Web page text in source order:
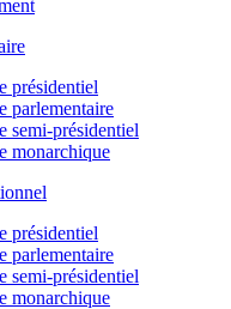
présidentiel
parlementaire
semi-présidentiel
monarchique
présidentiel
parlementaire
semi-présidentiel
monarchique